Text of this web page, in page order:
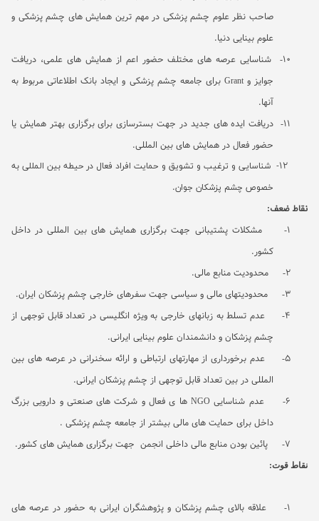
صاحب نظر علوم چشم پزشکی در مهم ترین همایش های چشم پزشکی و
علوم بینایی دنیا.
10-
شناسایی عرصه های مختلف حضور اعم از همایش های علمی، دریافت
جوایز وGrant برای جامعه چشم پزشکی و ایجاد بانک اطلاعاتی مربوط به
آنها.
11-
دریافت ایده های جدید در جهت بسترسازی برای برگزاری بهتر همایش یا
حضور فعال در همایش های بین المللی.
12-
شناسایی و ترغیب و تشویق و حمایت افراد فعال در حیطه بین المللی به
خصوص چشم پزشکان جوان.
نقاط ضعف:
1-
مشکلات پشتیبانی جهت برگزاری همایش های بین المللی در داخل
کشور.
2-
محدودیت منابع مالی.
3-
محدودیتهای مالی و سیاسی جهت سفرهای خارجی چشم پزشکان ایران.
4-
عدم تسلط به زبانهای خارجی به ویژه انگلیسی در تعداد قابل توجهی از
چشم پزشکان و دانشمندان علوم بینایی ایرانی.
5-
عدم برخورداری از مهارتهای ارتباطی و ارائه سخنرانی در عرصه های بین
المللی در بین تعداد قابل توجهی از چشم پزشکان ایرانی.
6-
عدم شناساییNGO ها ی فعال و شرکت های صنعتی و دارویی بزرگ
داخل برای حمایت های مالی بیشتر از جامعه چشم پزشکی .
7-
پائین بودن منابع مالی داخلی انجمن جهت برگزاری همایش های کشور.
نقاط قوت:
1-
علاقه بالای چشم پزشکان و پژوهشگران ایرانی به حضور در عرصه های